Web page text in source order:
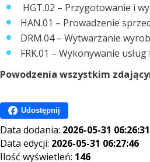
HGT.02 – Przygotowanie i
HAN.01 – Prowadzenie
DRM.04 – Wytwarzanie
FRK.01 – Wykonywanie
Powodzenia wszystkim
Udostępnij
Data dodania: 2026-05-31 06:26:31
Data edycji: 2026-05-31 06:27:46
Ilość wyświetleń: 146